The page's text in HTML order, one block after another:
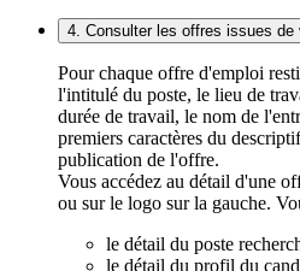
4. Consulter les offres issues de
Pour chaque offre d'emploi
l'intitulé du poste, le lieu de
durée de travail, le nom de
premiers caractères du
publication de l'offre.
Vous accédez au détail d'une
ou sur le logo sur la gauche.
le détail du poste
le détail du profil du